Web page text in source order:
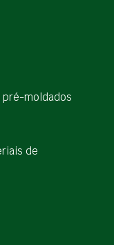
pré-moldados
de